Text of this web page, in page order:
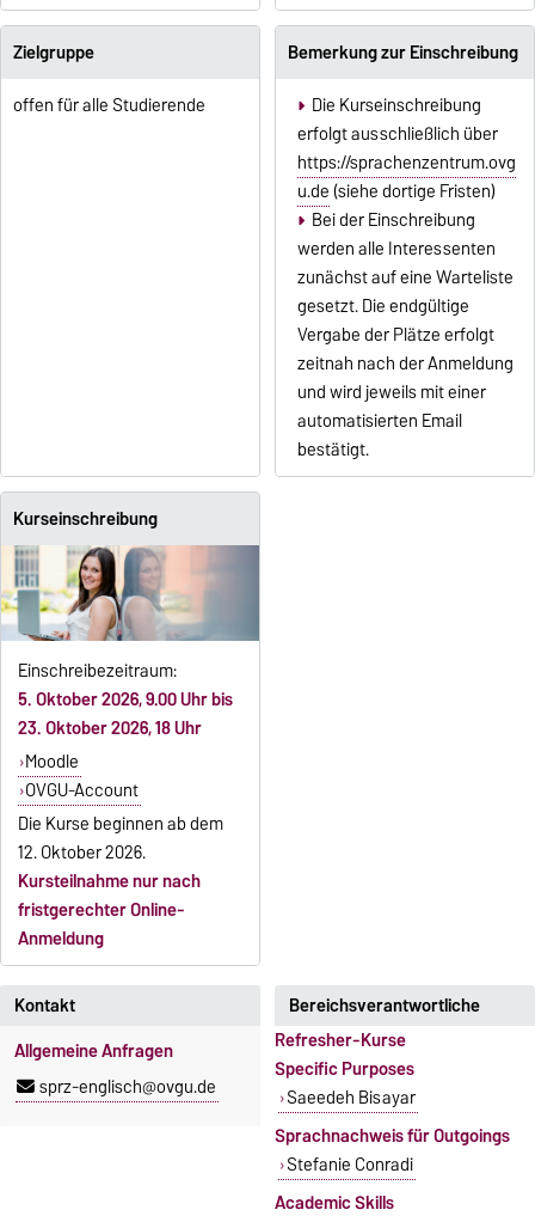
Zielgruppe
offen für alle Studierende
Bemerkung zur Einschreibung
Die Kurseinschreibung
erfolgt ausschließlich über
https://sprachenzentrum.ovg
u.de(siehe dortige Fristen)
Bei der Einschreibung
werden alle Interessenten
zunächst auf eine Warteliste
gesetzt. Die endgültige
Vergabe der Plätze erfolgt
zeitnah nach der Anmeldung
und wird jeweils mit einer
automatisierten Email
bestätigt.
Kurseinschreibung
Einschreibezeitraum:
5. Oktober 2026, 9.00 Uhr bis
23. Oktober 2026, 18 Uhr
Moodle
OVGU-Account
Die Kurse beginnen ab dem
12. Oktober 2026.
Kursteilnahme nur nach
fristgerechter Online-
Anmeldung
Kontakt
Allgemeine Anfragen
sprz-englisch@ovgu.de
Bereichsverantwortliche
Refresher-Kurse
Specific Purposes
Saeedeh Bisayar
Sprachnachweis für Outgoings
Stefanie Conradi
Academic Skills